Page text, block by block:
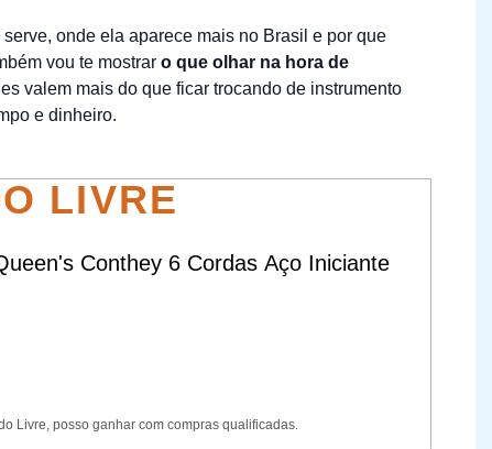
serve, onde ela aparece mais no Brasil e por que
vou te mostrar o que olhar na hora de
valem mais do que ficar trocando de instrumento
e dinheiro.
LIVRE
Conthey 6 Cordas Aço Iniciante
Livre, posso ganhar com compras qualificadas.